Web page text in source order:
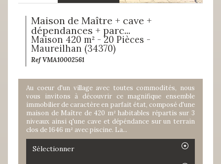
Maison de Maître + cave +
dépendances + parc...
Maison 420 m² - 20 Pièces -
Maureilhan (34370)
Ref VMA10002561
Au coeur d'un village avec toutes commodités, nous
vous invitons à découvrir ce magnifique ensemble
immobilier de caractère en parfait état, composé d'une
maison de Maître de 420 m² habitables répartis sur 3
niveaux ainsi q'une cave et dépéndance sur un terrain
clos de 1646 m² avec piscine. La...
Sélectionner